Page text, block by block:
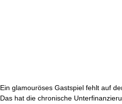
Ein glamouröses Gastspiel fehlt auf
Das hat die chronische